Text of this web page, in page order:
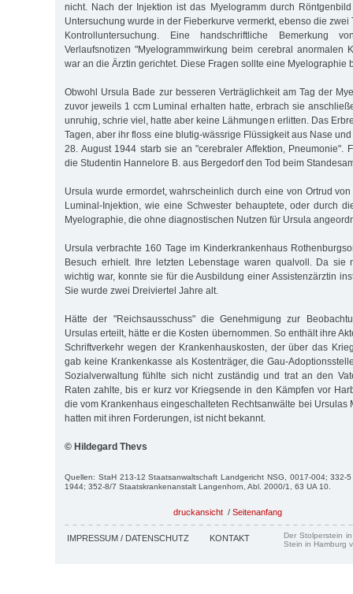
nicht. Nach der Injektion ist das Myelogramm durch
Untersuchung wurde in der Fieberkurve vermerkt, ebenso die zwei
Kontrolluntersuchung. Eine handschriftliche Bemerkung
Verlaufsnotizen "Myelogrammwirkung beim cerebral anormalen
war an die Ärztin gerichtet. Diese Fragen sollte eine Myelographie
Obwohl Ursula Bade zur besseren Verträglichkeit am Tag der
zuvor jeweils 1 ccm Luminal erhalten hatte, erbrach sie
unruhig, schrie viel, hatte aber keine Lähmungen erlitten. Das
Tagen, aber ihr floss eine blutig-wässrige Flüssigkeit aus Nase
28. August 1944 starb sie an "cerebraler Affektion, Pneumonie".
die Studentin Hannelore B. aus Bergedorf den Tod beim
Ursula wurde ermordet, wahrscheinlich durch eine von Ortrud
Luminal-Injektion, wie eine Schwester behauptete, oder durch
Myelographie, die ohne diagnostischen Nutzen für Ursula
Ursula verbrachte 160 Tage im Kinderkrankenhaus
Besuch erhielt. Ihre letzten Lebenstage waren qualvoll. Da sie
wichtig war, konnte sie für die Ausbildung einer Assistenzärztin
Sie wurde zwei Dreiviertel Jahre alt.
Hätte der "Reichsausschuss" die Genehmigung zur
Ursulas erteilt, hätte er die Kosten übernommen. So enthält ihre
Schriftverkehr wegen der Krankenhauskosten, der über das
gab keine Krankenkasse als Kostenträger, die Gau-
Sozialverwaltung fühlte sich nicht zuständig und trat an den
Raten zahlte, bis er kurz vor Kriegsende in den Kämpfen vor
die vom Krankenhaus eingeschalteten Rechtsanwälte bei Ursulas
hatten mit ihren Forderungen, ist nicht bekannt.
© Hildegard Thevs
Quellen: StaH 213-12 Staatsanwaltschaft Landgericht NSG, 0017-004; 332-
1944; 352-8/7 Staatskrankenanstalt Langenhorn, Abl. 2000/1, 63 UA 10.
druckansicht / Seitenanfang
IMPRESSUM / DATENSCHUTZ KONTAKT
Der Stolperstein
Stein in Hamburg